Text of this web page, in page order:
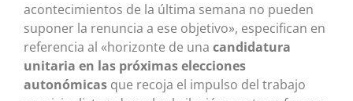
acontecimientos de la última semana no pueden
suponer la renuncia a ese objetivo», especifican en
referencia al «horizonte de una candidatura
unitaria en las próximas elecciones
autonómicas que recoja el impulso del trabajo